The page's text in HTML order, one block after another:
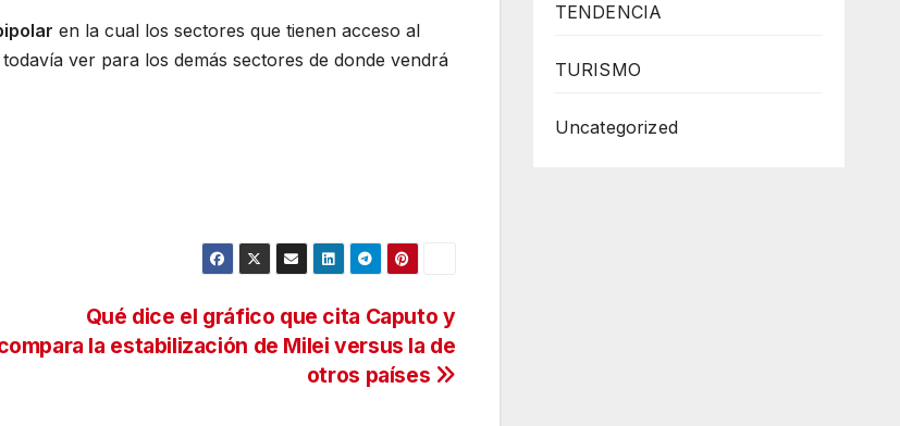
en la cual los sectores que tienen acceso al
ver para los demás sectores de donde vendrá
Qué dice el gráfico que cita Caputo y
la estabilización de Milei versus la de
otros países
TENDENCIA
TURISMO
Uncategorized